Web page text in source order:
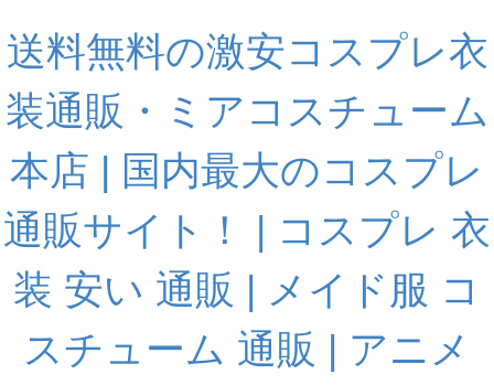
送料無料の激安コスプレ衣
装通販・ミアコスチューム
本店 | 国内最大のコスプレ
通販サイト！ | コスプレ 衣
装 安い 通販 | メイド服 コ
スチューム 通販 | アニメ